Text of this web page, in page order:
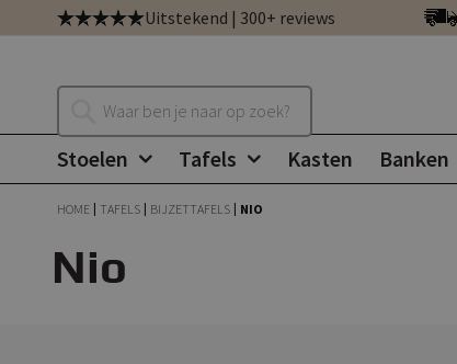
Ga
direct
naar
inhoud
Uitstekend | 300+ reviews
Zoeken
Stoelen Tafels Kasten Banken
HOME TAFELS BIJZETTAFELS NIO
Nio